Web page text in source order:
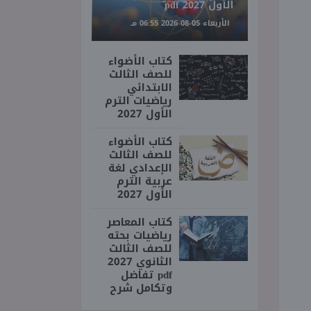
الأول 2027 pdf
الأربعاء 05-08-2026 06:55 مـ
كتاب الأضواء
للصف الثالث
الابتدائي
رياضيات الترم
الأول 2027
كتاب الأضواء
للصف الثالث
الإعدادي لغة
عربية الترم
الأول 2027
كتاب المعاصر
رياضيات بحته
للصف الثالث
الثانوي 2027
pdf تفاضل
وتكامل شرح